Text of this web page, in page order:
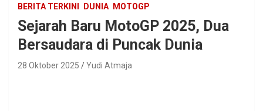
BERITA TERKINI DUNIA MOTOGP
Sejarah Baru MotoGP 2025, Dua
Bersaudara di Puncak Dunia
28 Oktober 2025 Yudi Atmaja